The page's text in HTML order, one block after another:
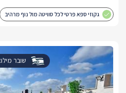
גקוזי ספא פרטי לכל סוויטה מול נוף מרהיב
שובר